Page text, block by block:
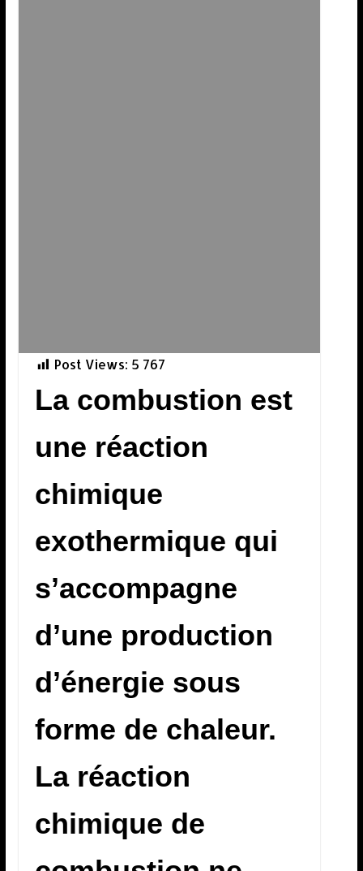
Post Views: 5 767
La combustion est
une réaction
chimique
exothermique qui
s’accompagne
d’une production
d’énergie sous
forme de chaleur.
La réaction
chimique de